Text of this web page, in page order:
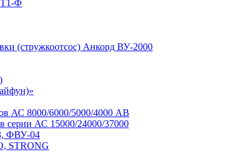
Ф
(стружкоотсос) Анкорд ВУ-2000
АС 8000/6000/5000/4000 АВ
серии АС 15000/24000/37000
ФВУ-04
STRONG